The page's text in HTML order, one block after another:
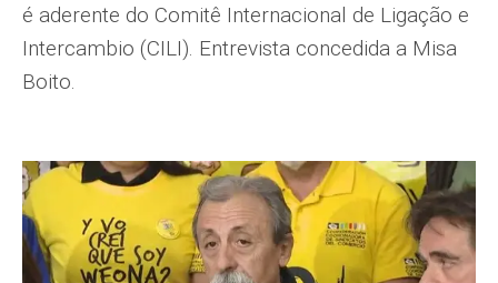
é aderente do Comitê Internacional de Ligação e
Intercambio (CILI). Entrevista concedida a Misa
Boito.